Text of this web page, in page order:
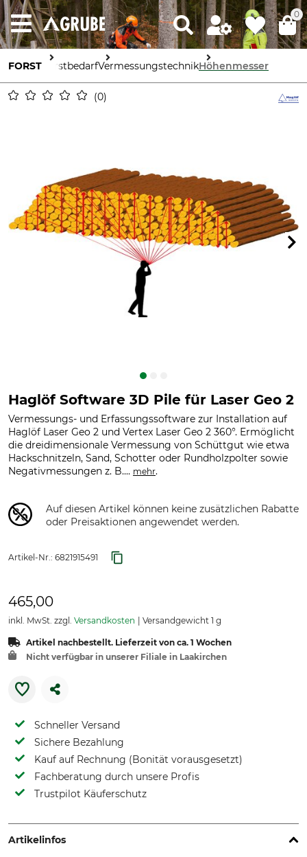
0
FORST ForstbedarfVermessungstechnikHöhenmesser
0
Haglöf Software 3D Pile für Laser Geo 2
Vermessungs- und Erfassungssoftware zur Installation auf
Haglöf Laser Geo 2 und Vertex Laser Geo 2 360°. Ermöglicht
die dreidimensionale Vermessung von Schüttgut wie etwa
Hackschnitzeln, Sand, Schotter oder Rundholzpolter sowie
Negativmessungen z. B.... mehr.
Auf diesen Artikel können keine zusätzlichen Rabatte
oder Preisaktionen angewendet werden.
Artikel-Nr.: 6821915491
465,00
inkl. MwSt. zzgl. Versandkosten Versandgewicht 1 g
Artikel nachbestellt. Lieferzeit von ca. 1 Wochen
Nicht verfügbar in unserer Filiale in Laakirchen
Schneller Versand
Sichere Bezahlung
Kauf auf Rechnung (Bonität vorausgesetzt)
Fachberatung durch unsere Profis
Trustpilot Käuferschutz
Artikelinfos